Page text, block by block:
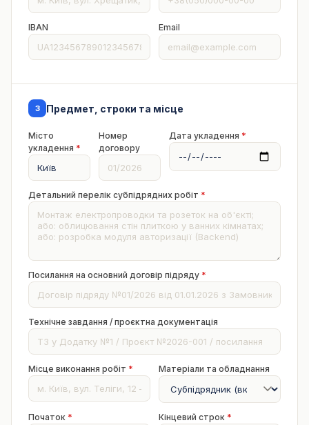
IBAN Email
3 Предмет, строки та місце
Місто
укладення *
Номер
договору
Дата укладення *
Детальний перелік субпідрядних робіт *
Посилання на основний договір підряду *
Технічне завдання / проєктна документація
Місце виконання робіт * Матеріали та обладнання
Початок * Кінцевий строк *